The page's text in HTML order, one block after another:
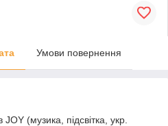
Умови повернення
(музика, підсвітка, укр.